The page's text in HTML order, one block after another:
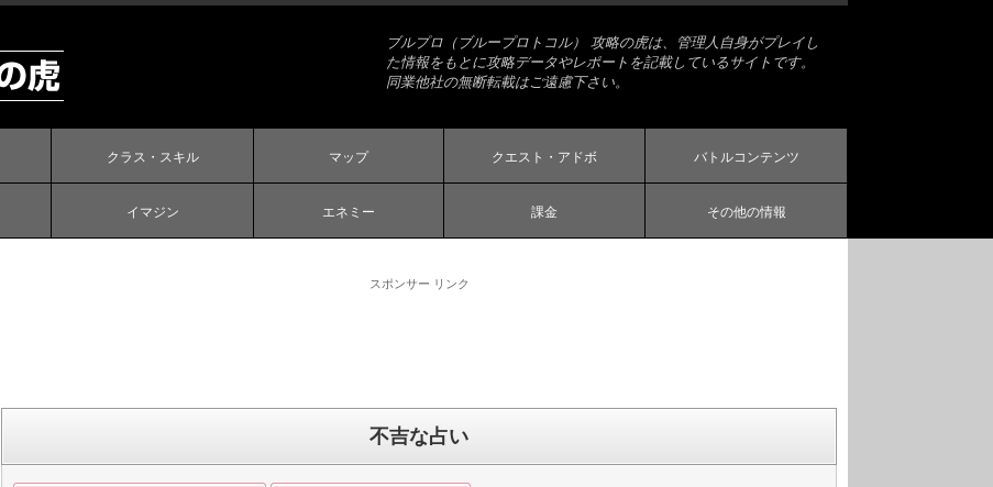
ブルプロ（ブループロトコル） 攻略の虎は、管理人自身がプレイし
た情報をもとに攻略データやレポートを記載しているサイトです。
同業他社の無断転載はご遠慮下さい。
クラス・スキル マップ クエスト・アドボ バトルコンテンツ
イマジン エネミー 課金 その他の情報
スポンサー リンク
不吉な占い